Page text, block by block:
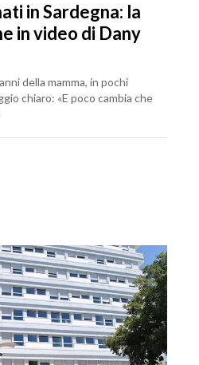
in Sardegna: la
in video di Dany
della mamma, in pochi
chiaro: «E poco cambia che